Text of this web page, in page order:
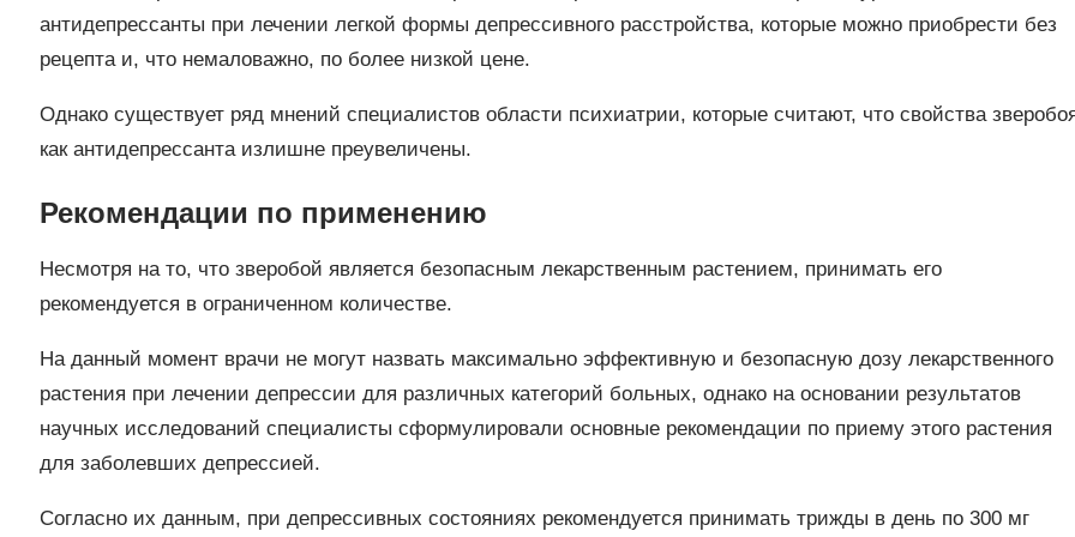
антидепрессанты при лечении легкой формы депрессивного расстройства, которые можно приобрести без
рецепта и, что немаловажно, по более низкой цене.
Однако существует ряд мнений специалистов области психиатрии, которые считают, что свойства
как антидепрессанта излишне преувеличены.
Рекомендации по применению
Несмотря на то, что зверобой является безопасным лекарственным растением, принимать его
рекомендуется в ограниченном количестве.
На данный момент врачи не могут назвать максимально эффективную и безопасную дозу лекарственного
растения при лечении депрессии для различных категорий больных, однако на основании результатов
научных исследований специалисты сформулировали основные рекомендации по приему этого растения
для заболевших депрессией.
Согласно их данным, при депрессивных состояниях рекомендуется принимать трижды в день по 300 мг